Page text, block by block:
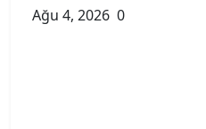
Ağu 4, 2026 0